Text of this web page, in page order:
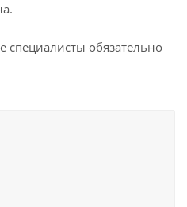
обязательно